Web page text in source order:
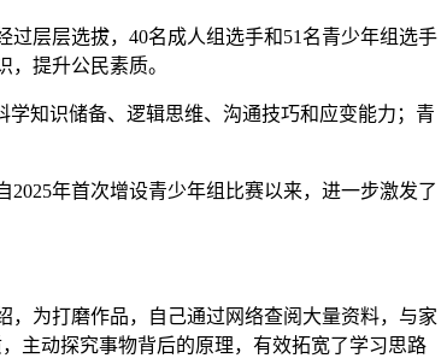
层层选拔，40名成人组选手和51名青少年组选手
提升公民素质。
知识储备、逻辑思维、沟通技巧和应变能力；青
年首次增设青少年组比赛以来，进一步激发了
为打磨作品，自己通过网络查阅大量资料，与家
主动探究事物背后的原理，有效拓宽了学习思路